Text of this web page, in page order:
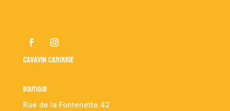
Cavavin Carouge
Boutique
Rue de la Fontenette 42